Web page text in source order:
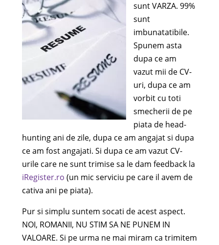
sunt VARZA. 99%
sunt
imbunatatibile.
Spunem asta
dupa ce am
vazut mii de CV-
uri, dupa ce am
vorbit cu toti
smecherii de pe
piata de head-
hunting ani de zile, dupa ce am angajat si dupa
ce am fost angajati. Si dupa ce am vazut CV-
urile care ne sunt trimise sa le dam feedback la
iRegister.ro (un mic serviciu pe care il avem de
cativa ani pe piata).
Pur si simplu suntem socati de acest aspect.
NOI, ROMANII, NU STIM SA NE PUNEM IN
VALOARE. Si pe urma ne mai miram ca trimitem